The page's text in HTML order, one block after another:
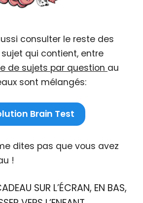
consulter le reste des
qui contient, entre
de sujets par question au
sont mélangés:
Brain Test
dites pas que vous avez
!
SUR L’ÉCRAN, EN BAS,